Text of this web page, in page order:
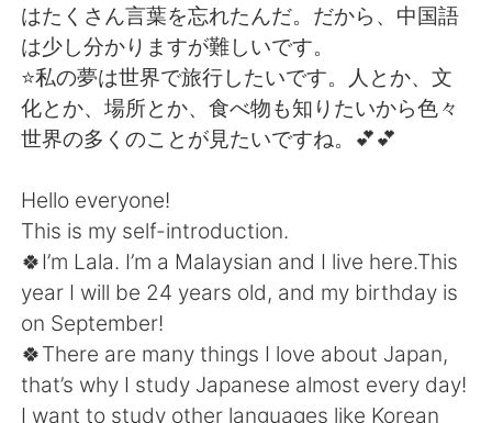
Indonesia Italiano
Türkçe Tiếng Việt
Português
はたくさん言葉を忘れたんだ。だから、中国語
は少し分かりますが難しいです。
⭐️私の夢は世界で旅行したいです。人とか、文
化とか、場所とか、食べ物も知りたいから色々
世界の多くのことが見たいですね。💕💕
Hello everyone!
This is my self-introduction.
🍀I’m Lala. I’m a Malaysian and I live here.This
year I will be 24 years old, and my birthday is
on September!
🍀There are many things I love about Japan,
that’s why I study Japanese almost every day!
I want to study other languages like Korean